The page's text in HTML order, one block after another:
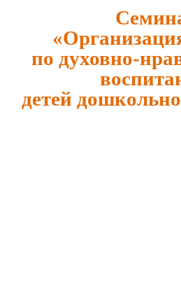
по духовно-
детей